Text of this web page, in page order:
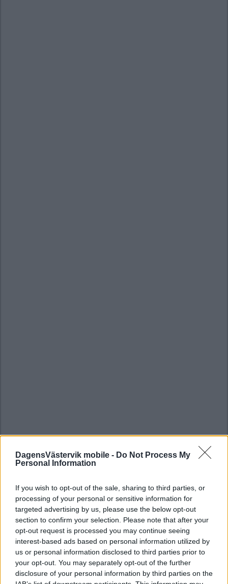
DagensVästervik mobile - Do Not Process My
Personal Information
If you wish to opt-out of the sale, sharing to third parties, or
processing of your personal or sensitive information for
targeted advertising by us, please use the below opt-out
section to confirm your selection. Please note that after your
opt-out request is processed you may continue seeing
interest-based ads based on personal information utilized by
us or personal information disclosed to third parties prior to
your opt-out. You may separately opt-out of the further
disclosure of your personal information by third parties on the